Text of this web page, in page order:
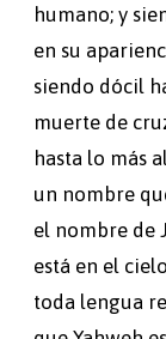
humano; y
en su
siendo dócil
muerte de
hasta lo más
un nombre
el nombre de
está en el
toda lengua